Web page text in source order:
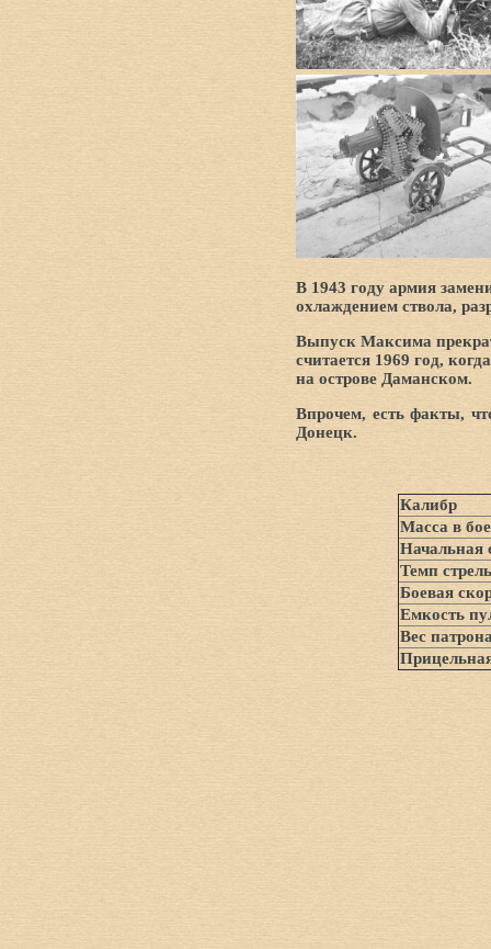
В 1943 году армия
охлаждением ствола,
Выпуск Максима
считается 1969 год,
на острове Даманском.
Впрочем, есть факты,
Донецк.
Калибр
Масса в
Начальная
Темп
Боевая
Емкость
Вес